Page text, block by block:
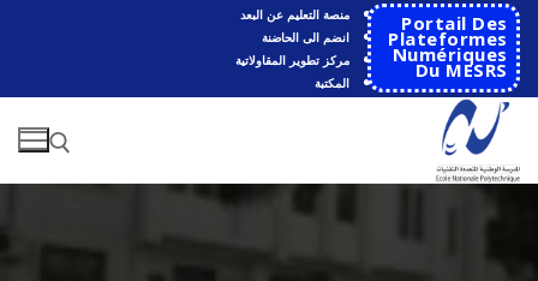
Portail Des
Plateformes
Numériques
Du MESRS
منصة التعليم عن البعد
انضم الى الحاضنة
مركز تطوير المقاولاتية
المكتبة